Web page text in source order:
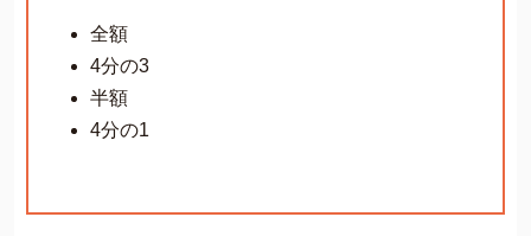
全額
4分の3
半額
4分の1